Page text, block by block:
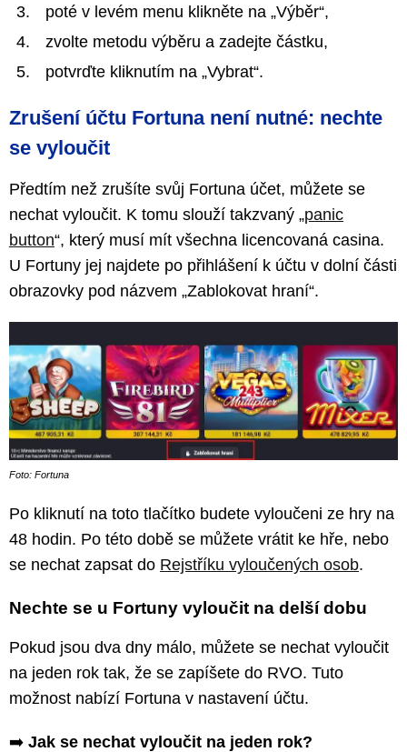
poté v levém menu klikněte na „Výběr“,
zvolte metodu výběru a zadejte částku,
potvrďte kliknutím na „Vybrat“.
Zrušení účtu Fortuna není nutné: nechte
se vyloučit
Předtím než zrušíte svůj Fortuna účet, můžete se
nechat vyloučit. K tomu slouží takzvaný „panic
button“, který musí mít všechna licencovaná casina.
U Fortuny jej najdete po přihlášení k účtu v dolní části
obrazovky pod názvem „Zablokovat hraní“.
Foto: Fortuna
Po kliknutí na toto tlačítko budete vyloučeni ze hry na
48 hodin. Po této době se můžete vrátit ke hře, nebo
se nechat zapsat do Rejstříku vyloučených osob.
Nechte se u Fortuny vyloučit na delší dobu
Pokud jsou dva dny málo, můžete se nechat vyloučit
na jeden rok tak, že se zapíšete do RVO. Tuto
možnost nabízí Fortuna v nastavení účtu.
➡️ Jak se nechat vyloučit na jeden rok?